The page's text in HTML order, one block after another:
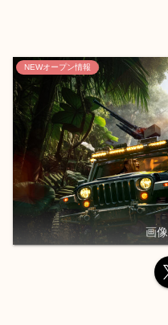
NEWオープン情報
画